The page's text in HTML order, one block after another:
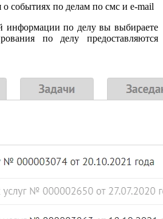
событиях по делам по смс и e-mail
информации по делу вы выбираете
по делу предоставляются